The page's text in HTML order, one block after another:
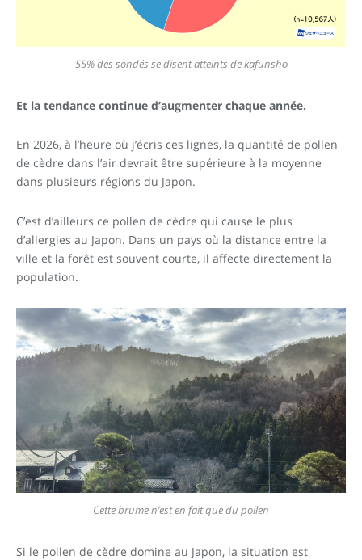
55% des sondés se disent atteints de kafunshō
Et la tendance continue d’augmenter chaque année.
En 2026, à l’heure où j’écris ces lignes, la quantité de pollen
de cèdre dans l’air devrait être supérieure à la moyenne
dans plusieurs régions du Japon.
C’est d’ailleurs ce pollen de cèdre qui cause le plus
d’allergies au Japon. Dans un pays où la distance entre la
ville et la forêt est souvent courte, il affecte directement la
population.
Cette brume n’est en fait que du pollen
Si le pollen de cèdre domine au Japon, la situation est